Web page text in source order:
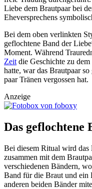
Liebe dem Brautpaar bei
Eheversprechens
Bei dem oben verlinkten
geflochtene Band der
Moment. Während
Zeit die Geschichte zu
hatte, war das Brautpaar
paar Tränen vergossen hat.
Anzeige
Das geflochtene
Bei diesem Ritual wird das
zusammen mit dem
verschiedenen Bändern,
Band für die Braut und ein
anderen beiden Bänder